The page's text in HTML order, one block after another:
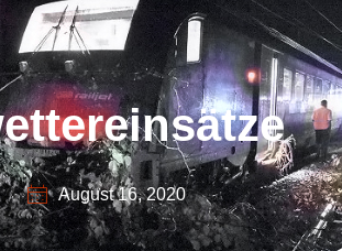
August 16, 2020